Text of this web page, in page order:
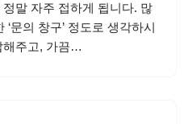
정말 자주 접하게 됩니다. 많
문의 창구’ 정도로 생각하시
해주고, 가끔…